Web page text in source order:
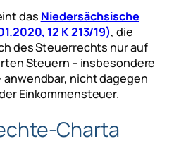
das Niedersächsische
12 K 213/19), die
des Steuerrechts nur auf
Steuern – insbesondere
nicht dagegen
Einkommensteuer.
Charta